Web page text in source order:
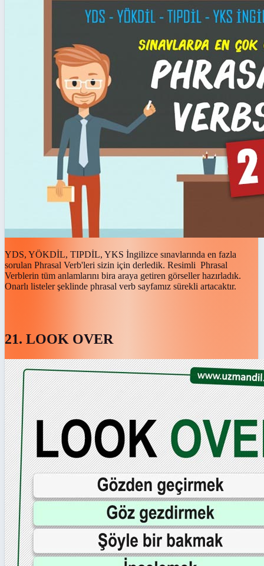
YDS, YÖKDİL, TIPDİL, YKS İngilizce sınavlarında en fazla
sorulan Phrasal Verb'leri sizin için derledik. Resimli Phrasal
Verblerin tüm anlamlarını bira araya getiren görseller hazırladık.
Onarlı listeler şeklinde phrasal verb sayfamız sürekli artacaktır.
21. LOOK OVER